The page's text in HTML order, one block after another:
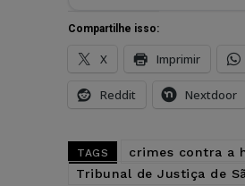
Compartilhe isso:
X Imprimir
Reddit Nextdoor
TAGS crimes contra a
Tribunal de Justiça de